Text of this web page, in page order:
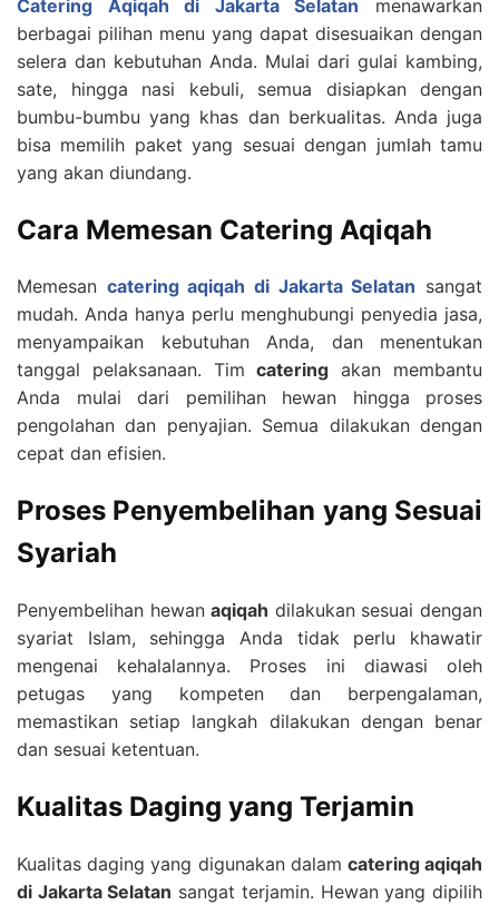
Catering Aqiqah di Jakarta Selatan
menawarkan
berbagai pilihan menu yang dapat disesuaikan dengan
selera dan kebutuhan Anda. Mulai dari gulai kambing,
sate, hingga nasi kebuli, semua disiapkan dengan
bumbu-bumbu yang khas dan berkualitas. Anda juga
bisa memilih paket yang sesuai dengan jumlah tamu
yang akan diundang.
Cara Memesan Catering Aqiqah
Memesan catering aqiqah di Jakarta Selatan sangat
mudah. Anda hanya perlu menghubungi penyedia jasa,
menyampaikan kebutuhan Anda, dan menentukan
tanggal pelaksanaan. Timcatering akan membantu
Anda mulai dari pemilihan hewan hingga proses
pengolahan dan penyajian. Semua dilakukan dengan
cepat dan efisien.
Proses Penyembelihan yang Sesuai
Syariah
Penyembelihan hewanaqiqah dilakukan sesuai dengan
syariat Islam, sehingga Anda tidak perlu khawatir
mengenai kehalalannya. Proses ini diawasi oleh
petugas yang kompeten dan berpengalaman,
memastikan setiap langkah dilakukan dengan benar
dan sesuai ketentuan.
Kualitas Daging yang Terjamin
Kualitas daging yang digunakan dalam catering aqiqah
di Jakarta Selatan sangat terjamin. Hewan yang dipilih